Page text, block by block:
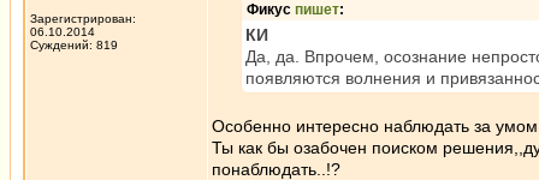
Зарегистрирован:
06.10.2014
Суждений: 819
Фикус пишет:
КИ
Да, да. Впрочем, осознание
появляются волнения и
Особенно интересно наблюдать за
Ты как бы озабочен поиском
понаблюдать..!?